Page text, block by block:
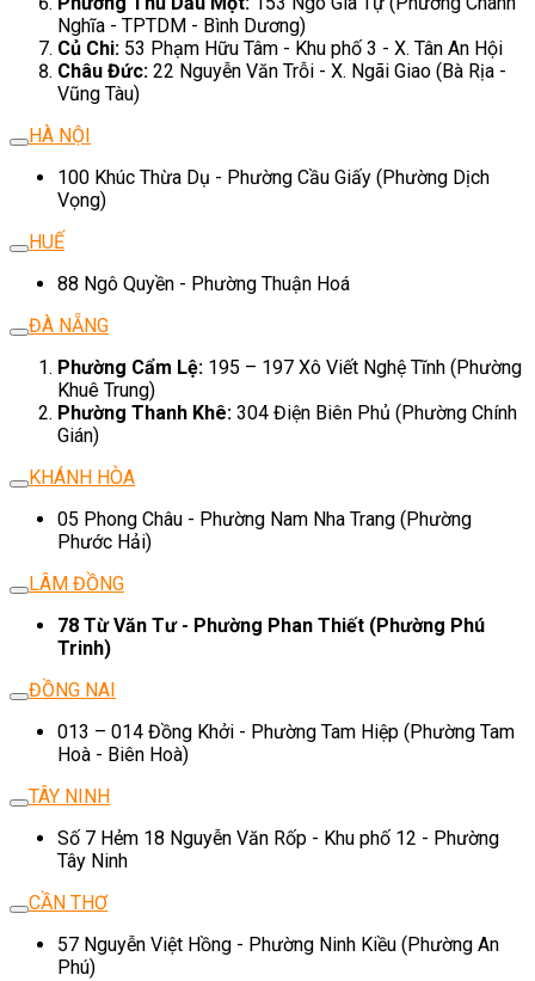
Nghĩa - TPTDM - Bình Dương)
Củ Chi: 53 Phạm Hữu Tâm - Khu phố 3 - X. Tân An Hội
Châu Đức: 22 Nguyễn Văn Trỗi - X. Ngãi Giao (Bà Rịa -
Vũng Tàu)
HÀ NỘI
100 Khúc Thừa Dụ - Phường Cầu Giấy (Phường Dịch
Vọng)
HUẾ
88 Ngô Quyền - Phường Thuận Hoá
ĐÀ NẴNG
Phường Cẩm Lệ: 195 – 197 Xô Viết Nghệ Tĩnh (Phường
Khuê Trung)
Phường Thanh Khê: 304 Điện Biên Phủ (Phường Chính
Gián)
KHÁNH HÒA
05 Phong Châu - Phường Nam Nha Trang (Phường
Phước Hải)
LÂM ĐỒNG
78 Từ Văn Tư - Phường Phan Thiết (Phường Phú
Trinh)
ĐỒNG NAI
013 – 014 Đồng Khởi - Phường Tam Hiệp (Phường Tam
Hoà - Biên Hoà)
TÂY NINH
Số 7 Hẻm 18 Nguyễn Văn Rốp - Khu phố 12 - Phường
Tây Ninh
CẦN THƠ
57 Nguyễn Việt Hồng - Phường Ninh Kiều (Phường An
Phú)